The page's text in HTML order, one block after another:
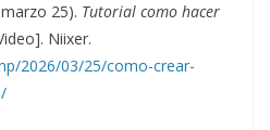
25). Tutorial como hacer
Niixer.
2026/03/25/como-crear-